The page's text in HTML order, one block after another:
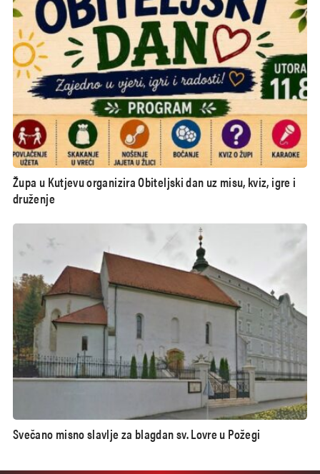
Župa u Kutjevu organizira Obiteljski dan uz misu, kviz, igre i
druženje
Svečano misno slavlje za blagdan sv. Lovre u Požegi